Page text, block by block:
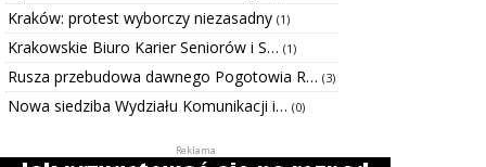
Kraków: protest wyborczy niezasadny (1)
Krakowskie Biuro Karier Seniorów i S… (1)
Rusza przebudowa dawnego Pogotowia R… (3)
Nowa siedziba Wydziału Komunikacji i… (0)